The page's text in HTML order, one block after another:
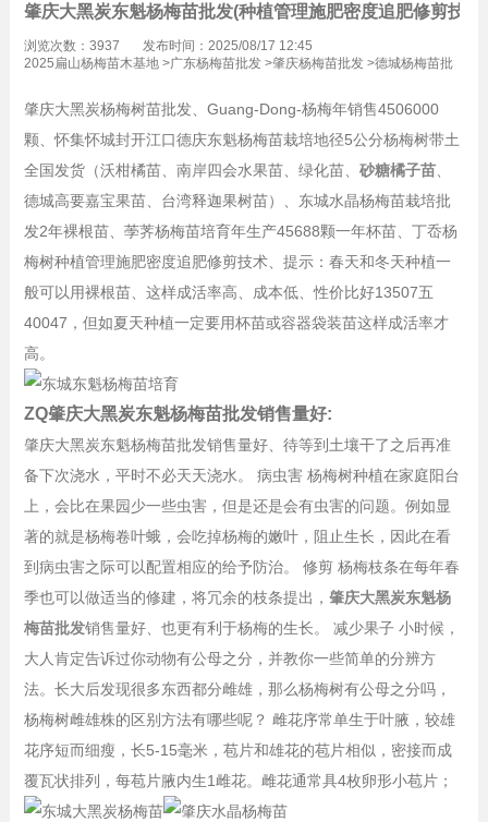
肇庆大黑炭东魁杨梅苗批发(种植管理施肥密度追肥修剪技术)
浏览次数：3937
发布时间：2025/08/17 12:45
2025扁山杨梅苗木基地>广东杨梅苗批发>肇庆杨梅苗批发>德城杨梅苗批
肇庆大黑炭杨梅树苗批发、Guang-Dong-杨梅年销售4506000
颗、怀集怀城封开江口德庆东魁杨梅苗栽培地径5公分杨梅树带土
全国发货（沃柑橘苗、南岸四会水果苗、绿化苗、 砂糖橘子苗、
德城高要嘉宝果苗、台湾释迦果树苗）、东城水晶杨梅苗栽培批
发2年裸根苗、荸荠杨梅苗培育年生产45688颗一年杯苗、丁岙杨
梅树种植管理施肥密度追肥修剪技术、提示：春天和冬天种植一
般可以用裸根苗、这样成活率高、成本低、性价比好13507五
40047，但如夏天种植一定要用杯苗或容器袋装苗这样成活率才
高。
ZQ肇庆大黑炭东魁杨梅苗批发销售量好:
肇庆大黑炭东魁杨梅苗批发销售量好、待等到土壤干了之后再准
备下次浇水，平时不必天天浇水。 病虫害 杨梅树种植在家庭阳台
上，会比在果园少一些虫害，但是还是会有虫害的问题。例如显
著的就是杨梅卷叶蛾，会吃掉杨梅的嫩叶，阻止生长，因此在看
到病虫害之际可以配置相应的给予防治。 修剪 杨梅枝条在每年春
季也可以做适当的修建，将冗余的枝条提出， 肇庆大黑炭东魁杨
梅苗批发销售量好、也更有利于杨梅的生长。 减少果子 小时候，
大人肯定告诉过你动物有公母之分，并教你一些简单的分辨方
法。长大后发现很多东西都分雌雄，那么杨梅树有公母之分吗，
杨梅树雌雄株的区别方法有哪些呢？ 雌花序常单生于叶腋，较雄
花序短而细瘦，长5-15毫米，苞片和雄花的苞片相似，密接而成
覆瓦状排列，每苞片腋内生1雌花。雌花通常具4枚卵形小苞片；